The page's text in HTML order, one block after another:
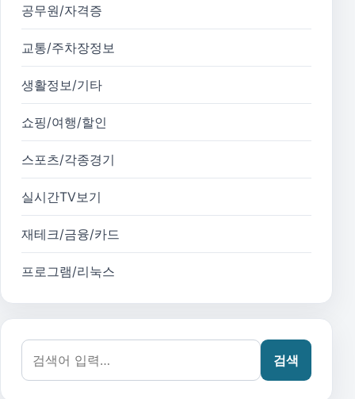
공무원/자격증
교통/주차장정보
생활정보/기타
쇼핑/여행/할인
스포츠/각종경기
실시간TV보기
재테크/금융/카드
프로그램/리눅스
검색어:
검색